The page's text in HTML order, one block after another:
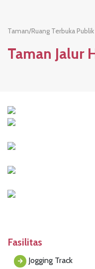
Taman/Ruang Terbuka Publik
Taman Jalur
Fasilitas
Jogging Track